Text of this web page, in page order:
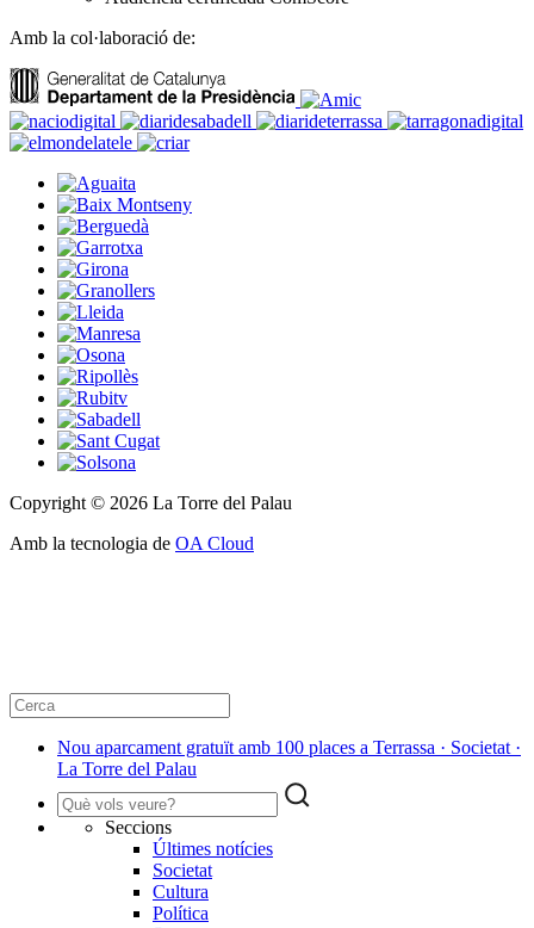
Amb la col·laboració de:
Copyright © 2026 La Torre del Palau
Amb la tecnologia de OA Cloud
Nou aparcament gratuït amb 100 places a Terrassa · Societat ·
La Torre del Palau
Seccions
Últimes notícies
Societat
Cultura
Política